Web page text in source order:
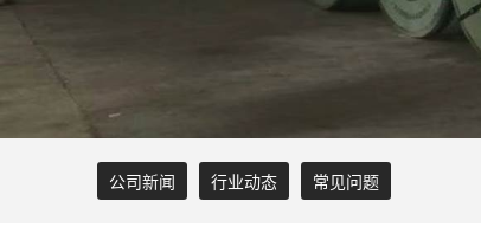
公司新闻 行业动态 常见问题